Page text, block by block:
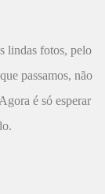
lindas fotos, pelo
passamos, não
é só esperar